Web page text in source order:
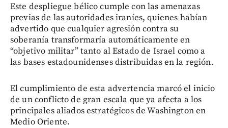
Este despliegue bélico cumple con las amenazas
previas de las autoridades iraníes, quienes habían
advertido que cualquier agresión contra su
soberanía transformaría automáticamente en
“objetivo militar” tanto al Estado de Israel como a
las bases estadounidenses distribuidas en la región.
El cumplimiento de esta advertencia marcó el inicio
de un conflicto de gran escala que ya afecta a los
principales aliados estratégicos de Washington en
Medio Oriente.